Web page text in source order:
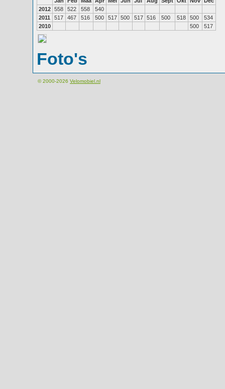
2012 558 522 558
540
2011
517 467 516 500 517 500 517 516 500 518 500
534
2010
500 517
Foto's
© 2000-2026 Velomobiel.nl